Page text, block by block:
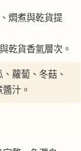
燜煮與乾貨提
乾貨香氣層次。
蘿蔔、冬菇、
汁。